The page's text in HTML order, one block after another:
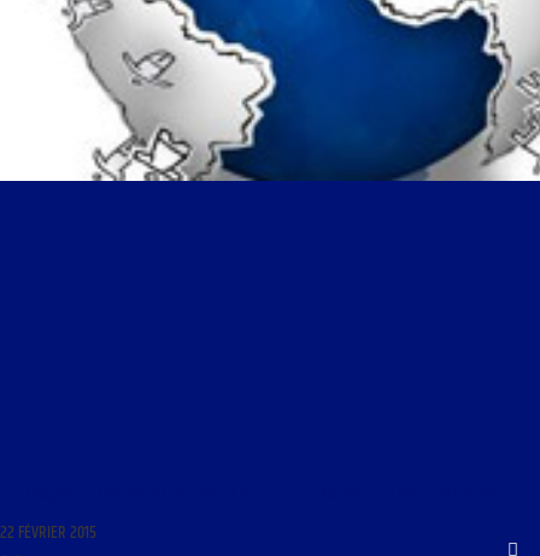
22 FÉVRIER 2015